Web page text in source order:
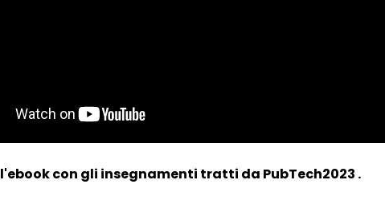
l'ebook con gli insegnamenti tratti da PubTech2023 .